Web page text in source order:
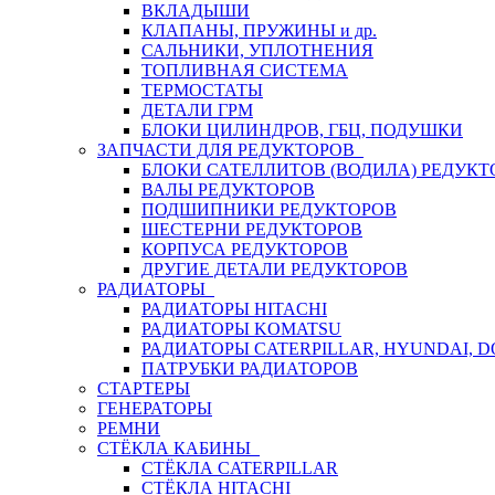
ВКЛАДЫШИ
КЛАПАНЫ, ПРУЖИНЫ и др.
САЛЬНИКИ, УПЛОТНЕНИЯ
ТОПЛИВНАЯ СИСТЕМА
ТЕРМОСТАТЫ
ДЕТАЛИ ГРМ
БЛОКИ ЦИЛИНДРОВ, ГБЦ, ПОДУШКИ
ЗАПЧАСТИ ДЛЯ РЕДУКТОРОВ
БЛОКИ САТЕЛЛИТОВ (ВОДИЛА)
ВАЛЫ РЕДУКТОРОВ
ПОДШИПНИКИ РЕДУКТОРОВ
ШЕСТЕРНИ РЕДУКТОРОВ
КОРПУСА РЕДУКТОРОВ
ДРУГИЕ ДЕТАЛИ РЕДУКТОРОВ
РАДИАТОРЫ
РАДИАТОРЫ HITACHI
РАДИАТОРЫ KOMATSU
РАДИАТОРЫ CATERPILLAR, HYUNDAI,
ПАТРУБКИ РАДИАТОРОВ
СТАРТЕРЫ
ГЕНЕРАТОРЫ
РЕМНИ
СТЁКЛА КАБИНЫ
СТЁКЛА CATERPILLAR
СТЁКЛА HITACHI